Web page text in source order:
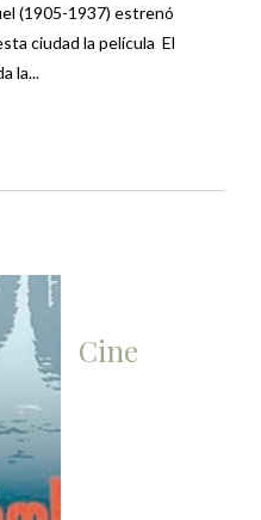
(1905-1937) estrenó
ciudad la película El
la...
Cine